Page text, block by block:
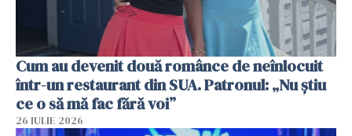
Cum au devenit două românce de neînlocuit
într-un restaurant din SUA. Patronul: „Nu știu
ce o să mă fac fără voi”
26 IULIE 2026